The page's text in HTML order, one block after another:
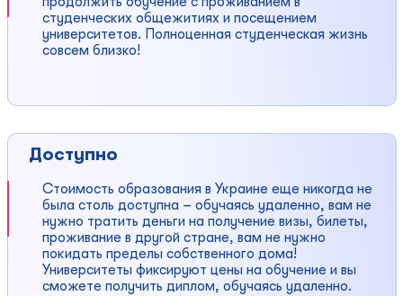
студенческих общежитиях и посещением
университетов. Полноценная студенческая жизнь
совсем близко!
Доступно
Стоимость образования в Украине еще никогда не
была столь доступна – обучаясь удаленно, вам не
нужно тратить деньги на получение визы, билеты,
проживание в другой стране, вам не нужно
покидать пределы собственного дома!
Университеты фиксируют цены на обучение и вы
сможете получить диплом, обучаясь удаленно.